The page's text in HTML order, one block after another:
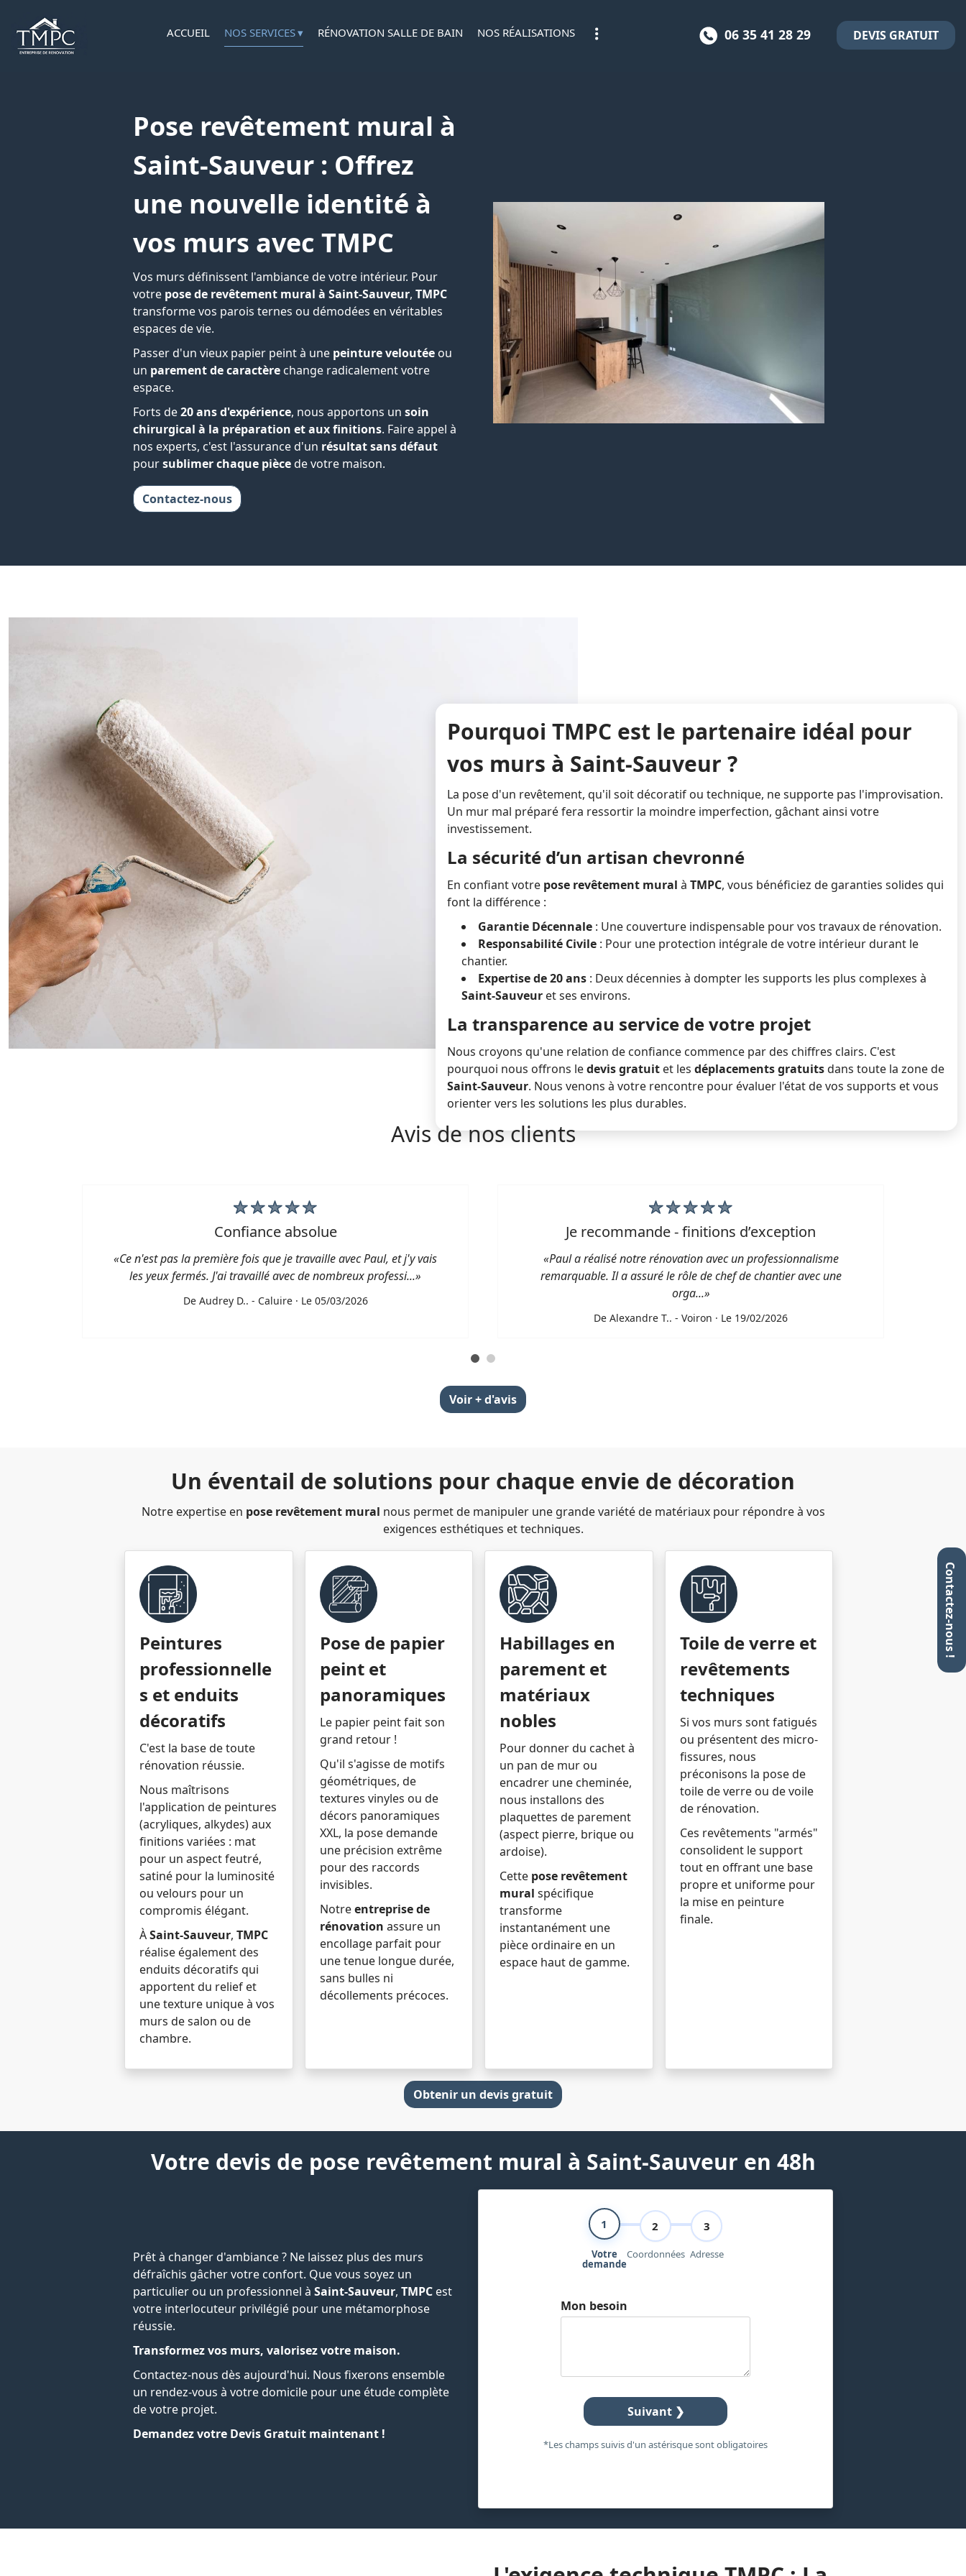
DEVIS GRATUIT
06 35 41 28 29
ACCUEIL NOS SERVICES RÉNOVATION SALLE DE BAIN NOS RÉALISATIONS
Pose revêtement mural à
Saint-Sauveur : Offrez
une nouvelle identité à
vos murs avec TMPC
Vos murs définissent l'ambiance de votre intérieur. Pour
votre pose de revêtement mural à Saint-Sauveur, TMPC
transforme vos parois ternes ou démodées en véritables
espaces de vie.
Passer d'un vieux papier peint à une peinture veloutée ou
un parement de caractère change radicalement votre
espace.
Forts de20 ans d'expérience, nous apportons un soin
chirurgical à la préparation et aux finitions. Faire appel à
nos experts, c'est l'assurance d'un résultat sans défaut
poursublimer chaque pièce de votre maison.
Contactez-nous
Pourquoi TMPC est le partenaire idéal pour
vos murs à Saint-Sauveur ?
La pose d'un revêtement, qu'il soit décoratif ou technique, ne supporte pas l'improvisation.
Un mur mal préparé fera ressortir la moindre imperfection, gâchant ainsi votre
investissement.
La sécurité d’un artisan chevronné
En confiant votre pose revêtement mural à TMPC, vous bénéficiez de garanties solides qui
font la différence :
Garantie Décennale : Une couverture indispensable pour vos travaux de rénovation.
Responsabilité Civile : Pour une protection intégrale de votre intérieur durant le
chantier.
Expertise de 20 ans : Deux décennies à dompter les supports les plus complexes à
Saint-Sauveur et ses environs.
La transparence au service de votre projet
Nous croyons qu'une relation de confiance commence par des chiffres clairs. C'est
pourquoi nous offrons ledevis gratuit et les déplacements gratuitsdans toute la zone de
Saint-Sauveur. Nous venons à votre rencontre pour évaluer l'état de vos supports et vous
orienter vers les solutions les plus durables.
Avis de nos clients
confiance absolue
«Ce n'est pas la première fois que je travaille avec Paul, et j'y vais
les yeux fermés. J'ai travaillé avec de nombreux professi...»
De Audrey D.. - Caluire · Le 05/03/2026
je recommande - finitions d’exception
«Paul a réalisé notre rénovation avec un professionnalisme
remarquable. Il a assuré le rôle de chef de chantier avec une
orga...»
De Alexandre T.. - Voiron · Le 19/02/2026
Voir + d'avis
Un éventail de solutions pour chaque envie de décoration
Notre expertise en pose revêtement mural nous permet de manipuler une grande variété de matériaux pour répondre à vos
exigences esthétiques et techniques.
Peintures
professionnelle
s et enduits
décoratifs
C'est la base de toute
rénovation réussie.
Nous maîtrisons
l'application de peintures
(acryliques, alkydes) aux
finitions variées : mat
pour un aspect feutré,
satiné pour la luminosité
ou velours pour un
compromis élégant.
ÀSaint-Sauveur, TMPC
réalise également des
enduits décoratifs qui
apportent du relief et
une texture unique à vos
murs de salon ou de
chambre.
Pose de papier
peint et
panoramiques
Le papier peint fait son
grand retour !
Qu'il s'agisse de motifs
géométriques, de
textures vinyles ou de
décors panoramiques
XXL, la pose demande
une précision extrême
pour des raccords
invisibles.
Notreentreprise de
rénovation assure un
encollage parfait pour
une tenue longue durée,
sans bulles ni
décollements précoces.
Habillages en
parement et
matériaux
nobles
Pour donner du cachet à
un pan de mur ou
encadrer une cheminée,
nous installons des
plaquettes de parement
(aspect pierre, brique ou
ardoise).
Cette pose revêtement
mural spécifique
transforme
instantanément une
pièce ordinaire en un
espace haut de gamme.
Toile de verre et
revêtements
techniques
Si vos murs sont fatigués
ou présentent des micro-
fissures, nous
préconisons la pose de
toile de verre ou de voile
de rénovation.
Ces revêtements "armés"
consolident le support
tout en offrant une base
propre et uniforme pour
la mise en peinture
finale.
Obtenir un devis gratuit
Votre devis de pose revêtement mural à Saint-Sauveur en 48h
Prêt à changer d'ambiance ? Ne laissez plus des murs
défraîchis gâcher votre confort. Que vous soyez un
particulier ou un professionnel à Saint-Sauveur, TMPC est
votre interlocuteur privilégié pour une métamorphose
réussie.
Transformez vos murs, valorisez votre maison.
Contactez-nous dès aujourd'hui. Nous fixerons ensemble
un rendez-vous à votre domicile pour une étude complète
de votre projet.
Demandez votre Devis Gratuit maintenant !
1
Votre
demande
2
Coordonnées
3
Adresse
Mon besoin
Suivant ❯
*Les champs suivis d'un astérisque sont obligatoires